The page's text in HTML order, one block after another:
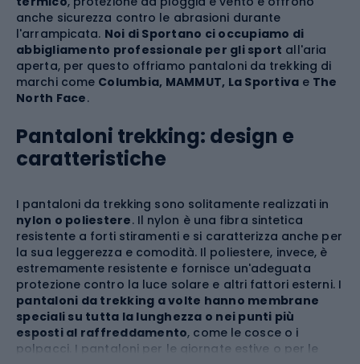
anche sicurezza contro le abrasioni durante
l'arrampicata. Noi di Sportano ci occupiamo di
abbigliamento professionale per gli sport all'aria
aperta, per questo offriamo pantaloni da trekking di
marchi come Columbia, MAMMUT, La Sportiva e The
North Face.
Pantaloni trekking: design e
caratteristiche
I pantaloni da trekking sono solitamente realizzati in
nylon o poliestere. Il nylon è una fibra sintetica
resistente a forti stiramenti e si caratterizza anche per
la sua leggerezza e comodità. Il poliestere, invece, è
estremamente resistente e fornisce un'adeguata
protezione contro la luce solare e altri fattori esterni. I
pantaloni da trekking a volte hanno membrane
speciali su tutta la lunghezza o nei punti più
esposti al raffreddamento, come le cosce o i
polpacci. I pantaloni per le giornate estive o per le